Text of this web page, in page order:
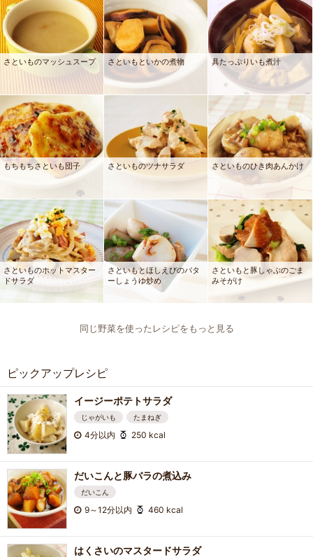
さといものマッシュスープ さといもといかの煮物 具たっぷりいも煮汁
もちもちさといも団子 さといものツナサラダ さといものひき肉あんかけ
さといものホットマスター
ドサラダ
さといもとほしえびのバタ
ーしょうゆ炒め
さといもと豚しゃぶのごま
みそがけ
同じ野菜を使ったレシピをもっと見る
ピックアップレシピ
イージーポテトサラダ
じゃがいも たまねぎ
4分以内 250 kcal
だいこんと豚バラの煮込み
だいこん
9～12分以内 460 kcal
はくさいのマスタードサラダ